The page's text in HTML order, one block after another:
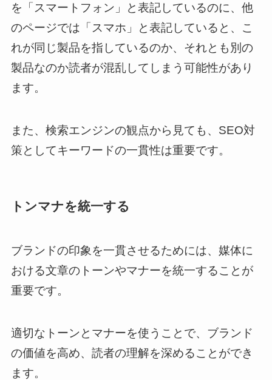
を「スマートフォン」と表記しているのに、他
のページでは「スマホ」と表記していると、こ
れが同じ製品を指しているのか、それとも別の
製品なのか読者が混乱してしまう可能性があり
ます。
また、検索エンジンの観点から見ても、SEO対
策としてキーワードの一貫性は重要です。
トンマナを統一する
ブランドの印象を一貫させるためには、媒体に
おける文章のトーンやマナーを統一することが
重要です。
適切なトーンとマナーを使うことで、ブランド
の価値を高め、読者の理解を深めることができ
ます。